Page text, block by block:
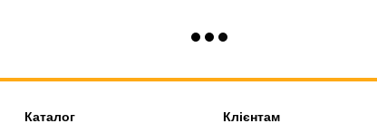
Каталог Клієнтам